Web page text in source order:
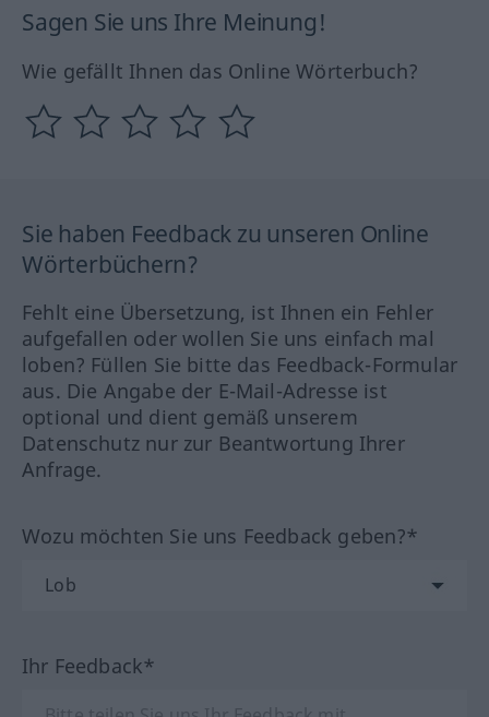
Sagen Sie uns Ihre Meinung!
Wie gefällt Ihnen das Online Wörterbuch?
Sie haben Feedback zu unseren Online
Wörterbüchern?
Fehlt eine Übersetzung, ist Ihnen ein Fehler
aufgefallen oder wollen Sie uns einfach mal
loben? Füllen Sie bitte das Feedback-Formular
aus. Die Angabe der E-Mail-Adresse ist
optional und dient gemäß unserem
Datenschutz nur zur Beantwortung Ihrer
Anfrage.
Wozu möchten Sie uns Feedback geben?*
Ihr Feedback*